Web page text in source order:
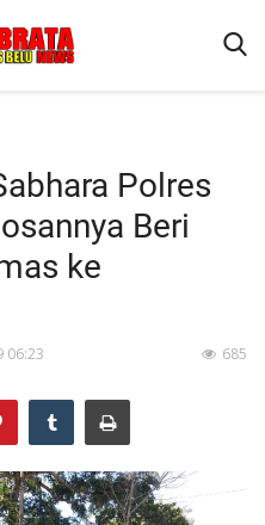
Polres
Beri
ke
06:23 685